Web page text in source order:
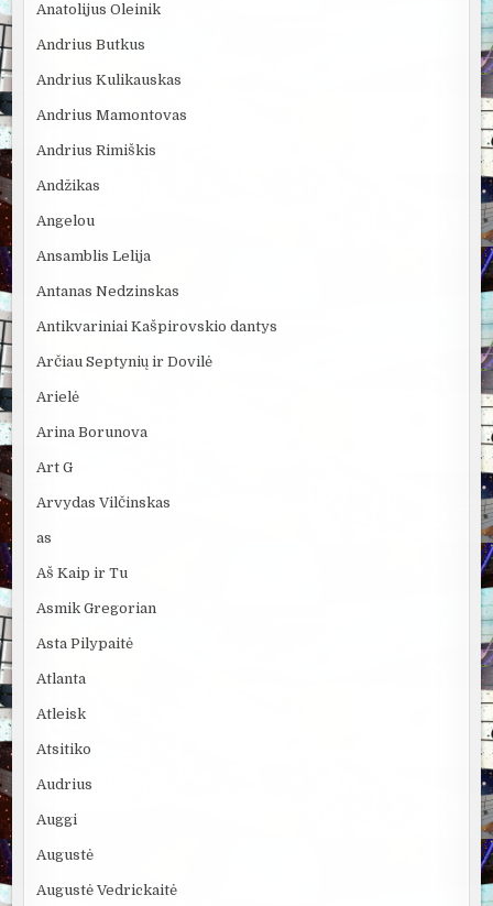
Anatolijus Oleinik
Andrius Butkus
Andrius Kulikauskas
Andrius Mamontovas
Andrius Rimiškis
Andžikas
Angelou
Ansamblis Lelija
Antanas Nedzinskas
Antikvariniai Kašpirovskio dantys
Arčiau Septynių ir Dovilė
Arielė
Arina Borunova
Art G
Arvydas Vilčinskas
as
Aš Kaip ir Tu
Asmik Gregorian
Asta Pilypaitė
Atlanta
Atleisk
Atsitiko
Audrius
Auggi
Augustė
Augustė Vedrickaitė